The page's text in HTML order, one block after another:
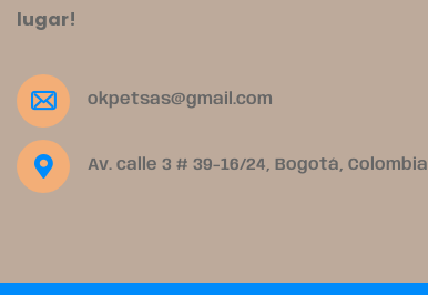
lugar!
okpetsas@gmail.com
Av. calle 3 # 39-16/24, Bogotá, Colombia